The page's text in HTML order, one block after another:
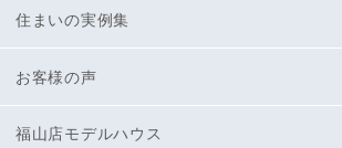
住まいの実例集
お客様の声
福山店モデルハウス